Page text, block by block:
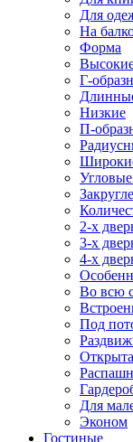
Для
На
Форма
Г-
Низкие
П-
2-х
3-х
4-х
Во всю
Под
Для
Эконом
Гостиные